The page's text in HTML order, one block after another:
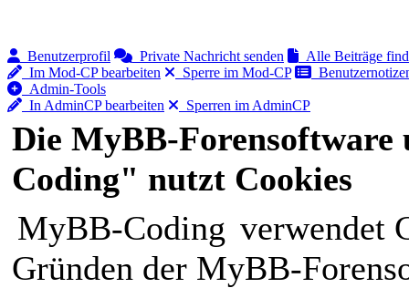
Benutzerprofil Private Nachricht senden
Alle Beiträge
Im Mod-CP bearbeiten
Sperre im Mod-CP
Admin-Tools
In AdminCP bearbeiten
Sperren im AdminCP
Die MyBB-
Coding" nutzt Cookies
MyBB-Coding verwendet
Gründen der MyBB-